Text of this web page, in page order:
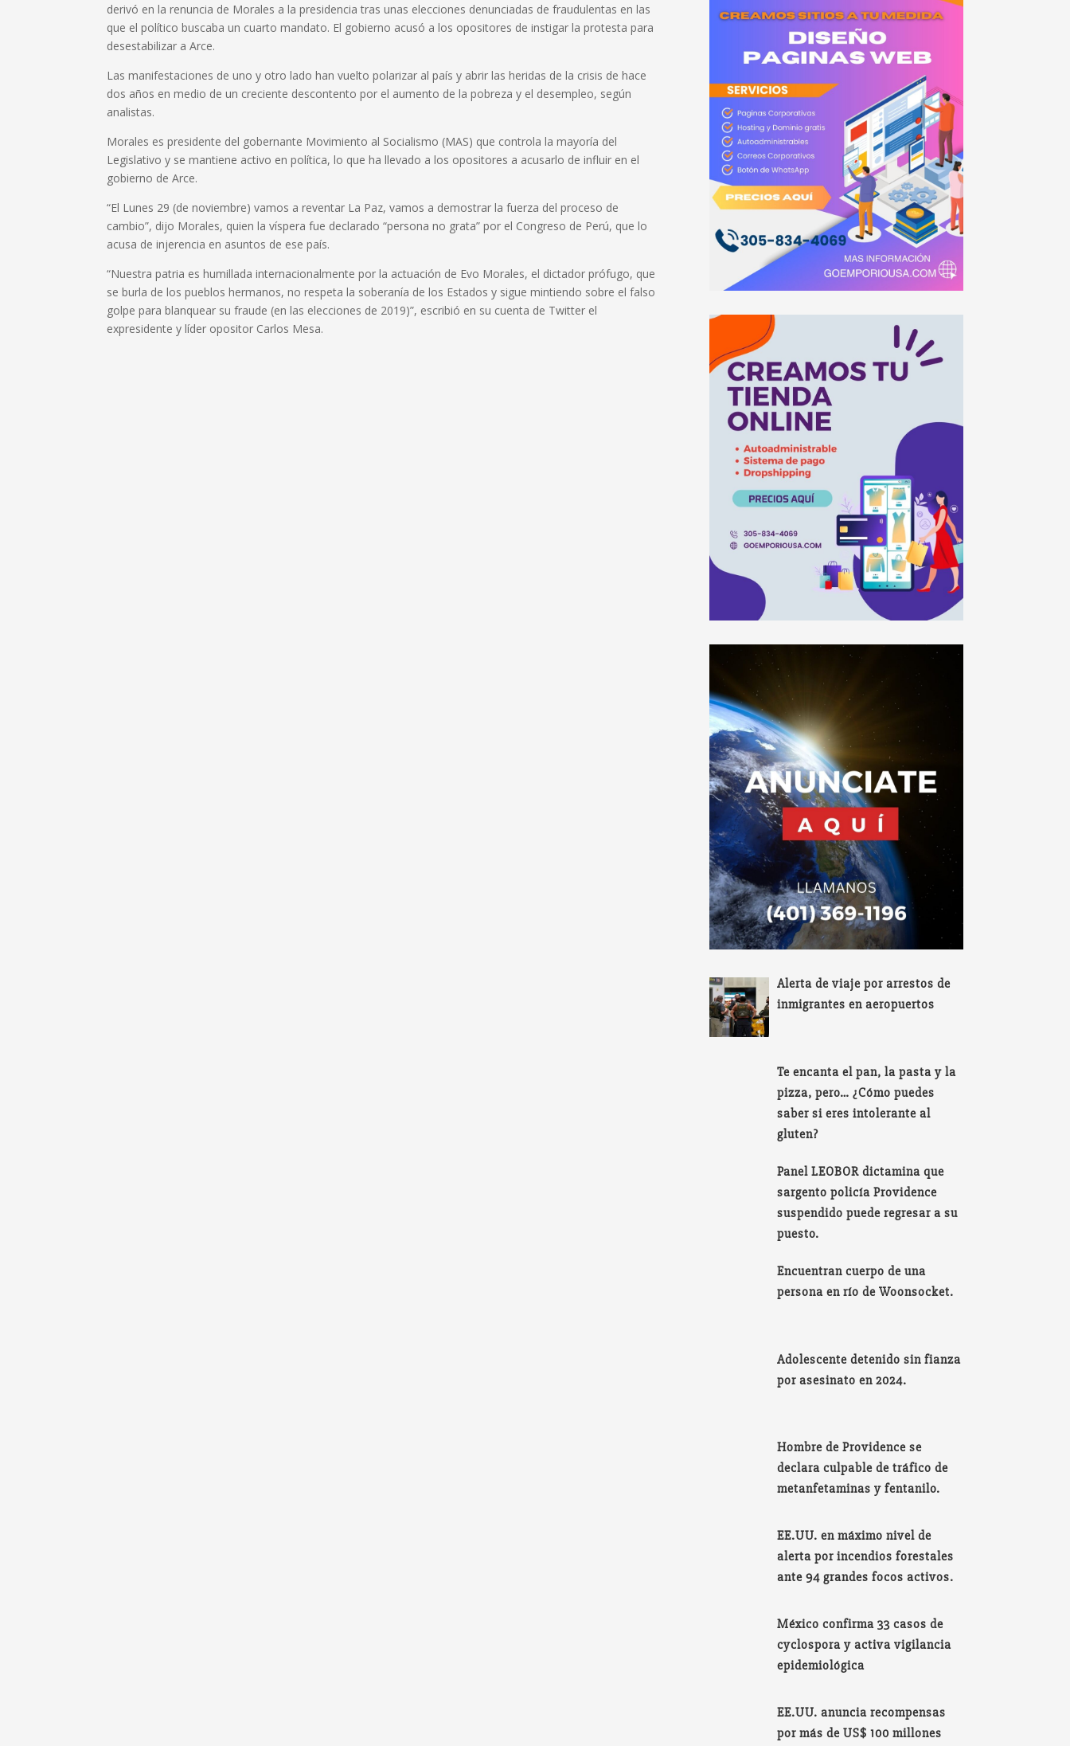
derivó en la renuncia de Morales a la presidencia tras unas elecciones denunciadas de fraudulentas en las
que el político buscaba un cuarto mandato. El gobierno acusó a los opositores de instigar la protesta para
desestabilizar a Arce.
Las manifestaciones de uno y otro lado han vuelto polarizar al país y abrir las heridas de la crisis de hace
dos años en medio de un creciente descontento por el aumento de la pobreza y el desempleo, según
analistas.
Morales es presidente del gobernante Movimiento al Socialismo (MAS) que controla la mayoría del
Legislativo y se mantiene activo en política, lo que ha llevado a los opositores a acusarlo de influir en el
gobierno de Arce.
“El Lunes 29 (de noviembre) vamos a reventar La Paz, vamos a demostrar la fuerza del proceso de
cambio”, dijo Morales, quien la víspera fue declarado “persona no grata” por el Congreso de Perú, que lo
acusa de injerencia en asuntos de ese país.
“Nuestra patria es humillada internacionalmente por la actuación de Evo Morales, el dictador prófugo, que
se burla de los pueblos hermanos, no respeta la soberanía de los Estados y sigue mintiendo sobre el falso
golpe para blanquear su fraude (en las elecciones de 2019)”, escribió en su cuenta de Twitter el
expresidente y líder opositor Carlos Mesa.
Alerta de viaje por arrestos de
inmigrantes en aeropuertos
Te encanta el pan, la pasta y la
pizza, pero… ¿Cómo puedes
saber si eres intolerante al
gluten?
Panel LEOBOR dictamina que
sargento policía Providence
suspendido puede regresar a su
puesto.
Encuentran cuerpo de una
persona en río de Woonsocket.
Adolescente detenido sin fianza
por asesinato en 2024.
Hombre de Providence se
declara culpable de tráfico de
metanfetaminas y fentanilo.
EE.UU. en máximo nivel de
alerta por incendios forestales
ante 94 grandes focos activos.
México confirma 33 casos de
cyclospora y activa vigilancia
epidemiológica
EE.UU. anuncia recompensas
por más de US$ 100 millones